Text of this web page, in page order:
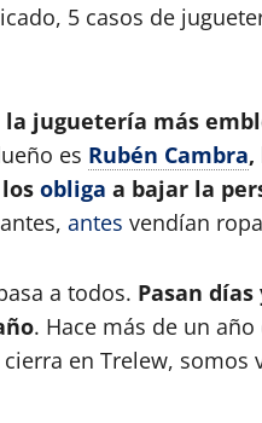
5 casos de
la juguetería más
es Rubén Cambra,
obliga a bajar la
antes vendían
a todos. Pasan
. Hace más de un
en Trelew, somos